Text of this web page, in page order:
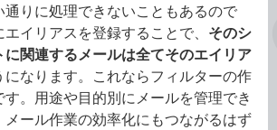
りに処理できないこともあるので
イリアスを登録することで、 そのシ
に関連するメールは全てそのエイリア
になります。これならフィルターの作
。用途や目的別にメールを管理でき
メール作業の効率化にもつながるはず